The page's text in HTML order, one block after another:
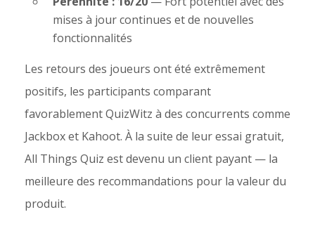
mises à jour continues et de nouvelles
fonctionnalités
Les retours des joueurs ont été extrêmement
positifs, les participants comparant
favorablement QuizWitz à des concurrents comme
Jackbox et Kahoot. À la suite de leur essai gratuit,
All Things Quiz est devenu un client payant — la
meilleure des recommandations pour la valeur du
produit.